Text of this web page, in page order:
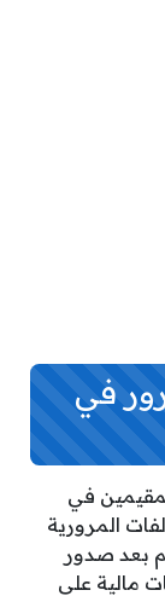
في
في
المرورية
بعد صدور
مالية على